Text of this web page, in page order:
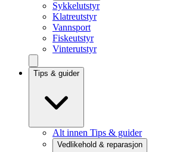
Sykkelutstyr
Klatreutstyr
Vannsport
Fiskeutstyr
Vinterutstyr
Tips & guider
Alt innen Tips & guider
Vedlikehold & reparasjon